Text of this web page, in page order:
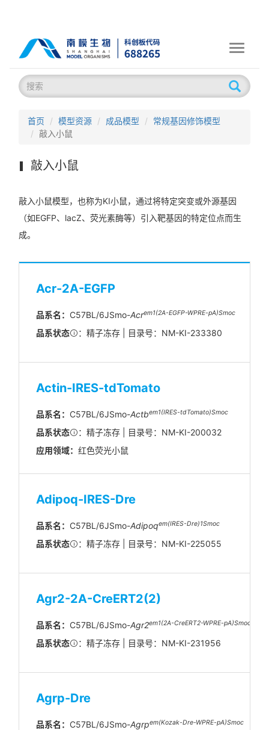
Toggle
首页 模型资源 成品模型
常规基因修饰模型
敲入小鼠
敲入小鼠
敲入小鼠模型，也称为KI小鼠，通过将特定突变或外源基因
（如EGFP、lacZ、荧光素酶等）引入靶基因的特定位点而生
成。
Acr-2A-EGFP
品系名： C57BL/6JSmo-Acrem1(2A-EGFP-WPRE-pA)Smoc
品系状态 ：精子冻存 | 目录号：NM-KI-233380
Actin-IRES-tdTomato
品系名： C57BL/6JSmo-Actbem1(IRES-tdTomato)Smoc
品系状态
：精子冻存 | 目录号：NM-KI-200032
应用领域：红色荧光小鼠
Adipoq-IRES-Dre
品系名： C57BL/6JSmo-Adipoqem(IRES-Dre)1Smoc
品系状态 ：精子冻存 | 目录号：NM-KI-225055
Agr2-2A-CreERT2(2)
品系名： C57BL/6JSmo-Agr2em1(2A-CreERT2-WPRE-pA)Smoc
品系状态 ：精子冻存 | 目录号：NM-KI-231956
Agrp-Dre
品系名： C57BL/6JSmo-Agrpem(Kozak-Dre-WPRE-pA)Smoc